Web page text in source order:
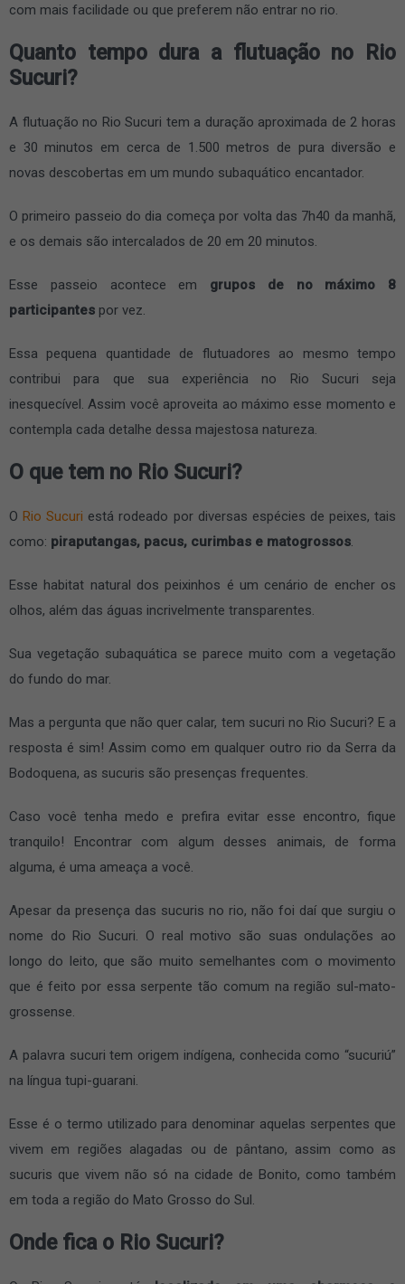
com mais facilidade ou que preferem não entrar no rio.
Quanto tempo dura a flutuação no Rio
Sucuri?
A flutuação no Rio Sucuri tem a duração aproximada de 2 horas
e 30 minutos em cerca de 1.500 metros de pura diversão e
novas descobertas em um mundo subaquático encantador.
O primeiro passeio do dia começa por volta das 7h40 da manhã,
e os demais são intercalados de 20 em 20 minutos.
Esse passeio acontece em grupos de no máximo 8
participantes por vez.
Essa pequena quantidade de flutuadores ao mesmo tempo
contribui para que sua experiência no Rio Sucuri seja
inesquecível. Assim você aproveita ao máximo esse momento e
contempla cada detalhe dessa majestosa natureza.
O que tem no Rio Sucuri?
ORio Sucuri está rodeado por diversas espécies de peixes, tais
como: piraputangas, pacus, curimbas e matogrossos
Esse habitat natural dos peixinhos é um cenário de encher os
olhos, além das águas incrivelmente transparentes.
Sua vegetação subaquática se parece muito com a vegetação
do fundo do mar.
Mas a pergunta que não quer calar, tem sucuri no Rio Sucuri? E a
resposta é sim! Assim como em qualquer outro rio da Serra da
Bodoquena, as sucuris são presenças frequentes.
Caso você tenha medo e prefira evitar esse encontro, fique
tranquilo! Encontrar com algum desses animais, de forma
alguma, é uma ameaça a você.
Apesar da presença das sucuris no rio, não foi daí que surgiu o
nome do Rio Sucuri. O real motivo são suas ondulações ao
longo do leito, que são muito semelhantes com o movimento
que é feito por essa serpente tão comum na região sul-mato-
grossense.
A palavra sucuri tem origem indígena, conhecida como “sucuriú”
na língua tupi-guarani.
Esse é o termo utilizado para denominar aquelas serpentes que
vivem em regiões alagadas ou de pântano, assim como as
sucuris que vivem não só na cidade de Bonito, como também
em toda a região do Mato Grosso do Sul.
Onde fica o Rio Sucuri?